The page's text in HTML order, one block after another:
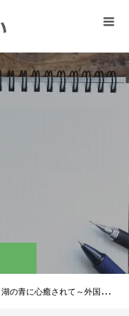
湖の青に心癒されて～外国人職員と田沢湖日帰り旅～